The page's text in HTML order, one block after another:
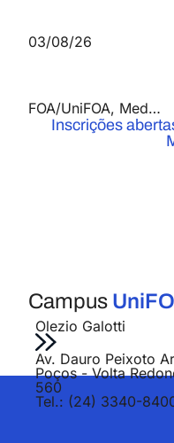
03/08/26
FOA/UniFOA, Medicina
Inscrições
Campus
Olezio Galotti
Av. Dauro Peixoto
Poços - Volta
560
Tel.: (24) 3340-